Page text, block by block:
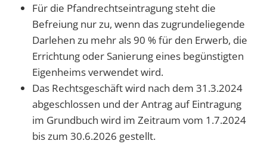
Für die Pfandrechtseintragung steht die
Befreiung nur zu, wenn das zugrundeliegende
Darlehen zu mehr als 90 % für den Erwerb, die
Errichtung oder Sanierung eines begünstigten
Eigenheims verwendet wird.
Das Rechtsgeschäft wird nach dem 31.3.2024
abgeschlossen und der Antrag auf Eintragung
im Grundbuch wird im Zeitraum vom 1.7.2024
bis zum 30.6.2026 gestellt.